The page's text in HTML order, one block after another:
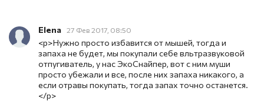
Elena 27 Фев 2017, 08:50
<p>Нужно просто избавится от мышей, тогда и
запаха не будет, мы покупали себе вльтразвуковой
отпугиватель, у нас ЭкоСнайпер, вот с ним муши
просто убежали и все, после них запаха никакого, а
если отравы покупать, тогда запах точно останется.
</p>